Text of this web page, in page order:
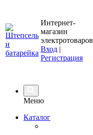
Интернет-
магазин
электротоваров
Вход |
Регистрация
Меню
Каталог